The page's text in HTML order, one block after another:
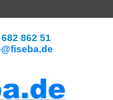
862 51